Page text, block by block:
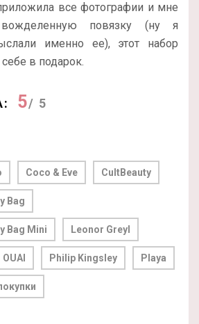
все фотографии и мне
повязку (ну я
именно ее), этот набор
в подарок.
5/ 5
Coco & Eve CultBeauty
Bag
Bag Mini Leonor Greyl
OUAI Philip Kingsley Playa